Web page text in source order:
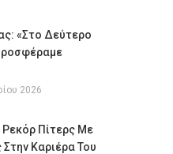
«Στο Δεύτερο
2026
Πίτερς Με
Καριέρα Του